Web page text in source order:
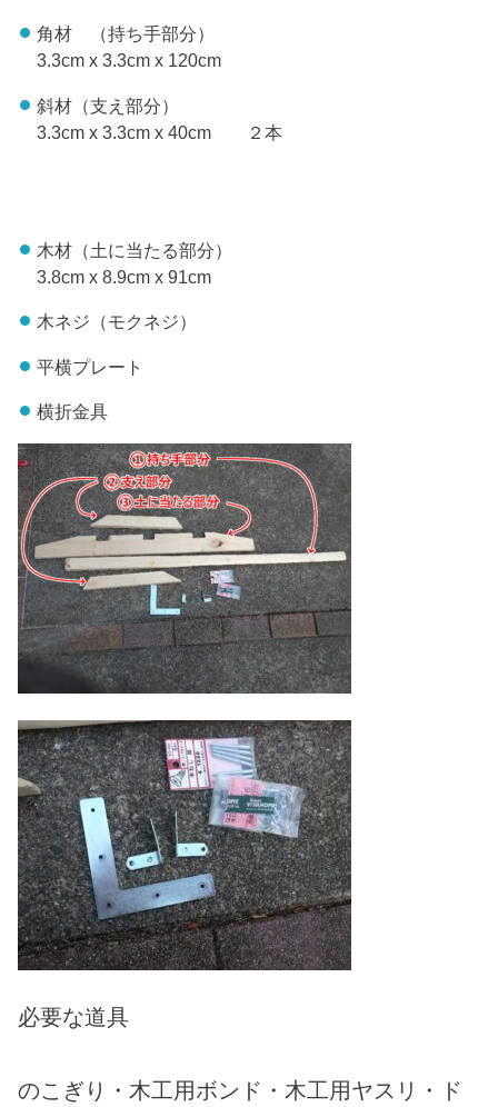
角材 （持ち手部分）
3.3cm x 3.3cm x 120cm
斜材（支え部分）
3.3cm x 3.3cm x 40cm ２本
木材（土に当たる部分）
3.8cm x 8.9cm x 91cm
木ネジ（モクネジ）
平横プレート
横折金具
必要な道具
のこぎり・木工用ボンド・木工用ヤスリ・ド